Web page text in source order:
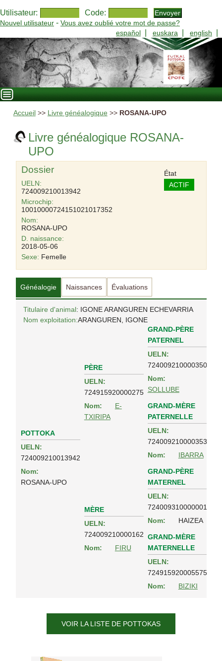
Utilisateur: Code:
Nouvel utilisateur - Vous avez oublié votre mot de passe?
español
euskara english
Accueil >> Livre généalogique >> ROSANA-UPO
Livre généalogique ROSANA-
UPO
Dossier
UELN:
724009210013942
Microchip:
10010000724151021017352
Nom:
ROSANA-UPO
D. naissance:
2018-05-06
Sexe: Femelle
État
ACTIF
Généalogie Naissances Évaluations
Titulaire d'animal: IGONE ARANGUREN ECHEVARRIA
Nom exploitation:ARANGUREN, IGONE
POTTOKA
UELN:
724009210013942
Nom:
ROSANA-UPO
PÈRE
UELN:
724915920000275
Nom:
E-
TXIRIPA
GRAND-PÈRE
PATERNEL
UELN:
724009210000350
Nom:
SOLLUBE
GRAND-MÈRE
PATERNELLE
UELN:
724009210000353
Nom:
IBARRA
MÈRE
UELN:
724009210000162
Nom:
FIRU
GRAND-PÈRE
MATERNEL
UELN:
724009310000001
Nom:
HAIZEA
GRAND-MÈRE
MATERNELLE
UELN:
724915920005575
Nom:
BIZIKI
VOIR LA LISTE DE POTTOKAS